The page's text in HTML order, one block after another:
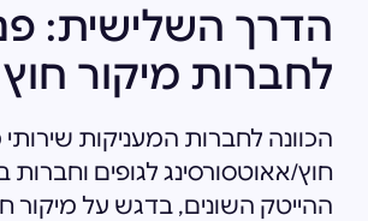
הדרך השלישית:
לחברות מיקור חוץ
הכוונה לחברות המעניקות שירותי
חוץ/אאוטסורסינג לגופים וחברות
ההייטק השונים, בדגש על מיקור